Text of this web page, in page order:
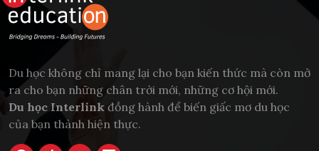
Du học không chỉ mang lại cho bạn kiến thức mà còn mở
ra cho bạn những chân trời mới, những cơ hội mới.
Du học Interlink đồng hành để biến giấc mơ du học
của bạn thành hiện thực.